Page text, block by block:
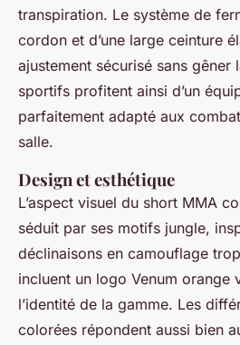
transpiration. Le système de
cordon et d’une large ceinture
ajustement sécurisé sans gêner
sportifs profitent ainsi d’un
parfaitement adapté aux
salle.
Design et esthétique
L’aspect visuel du short MMA
séduit par ses motifs jungle,
déclinaisons en camouflage
incluent un logo Venum orange
l’identité de la gamme. Les
colorées répondent aussi bien